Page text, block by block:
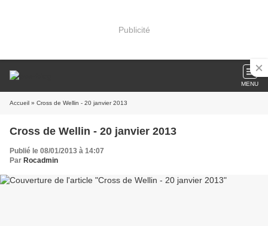
Publicité
MENU
Accueil » Cross de Wellin - 20 janvier 2013
Cross de Wellin - 20 janvier 2013
Publié le 08/01/2013 à 14:07
Par Rocadmin